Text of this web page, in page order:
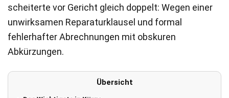
scheiterte vor Gericht gleich doppelt: Wegen einer
unwirksamen Reparaturklausel und formal
fehlerhafter Abrechnungen mit obskuren
Abkürzungen.
Übersicht